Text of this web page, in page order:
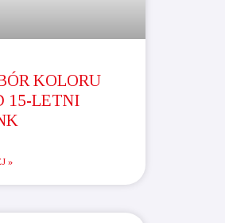
KOLORU
15-LETNI
»